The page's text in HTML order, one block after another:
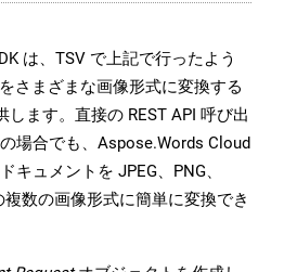
は、TSV で上記で行ったよう
さまざまな画像形式に変換する
ます。直接の REST API 呼び出
場合でも、Aspose.Words Cloud
キュメントを JPEG、PNG、
複数の画像形式に簡単に変換でき